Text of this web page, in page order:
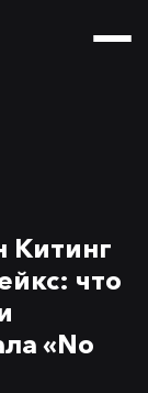
Китинг
что
«No